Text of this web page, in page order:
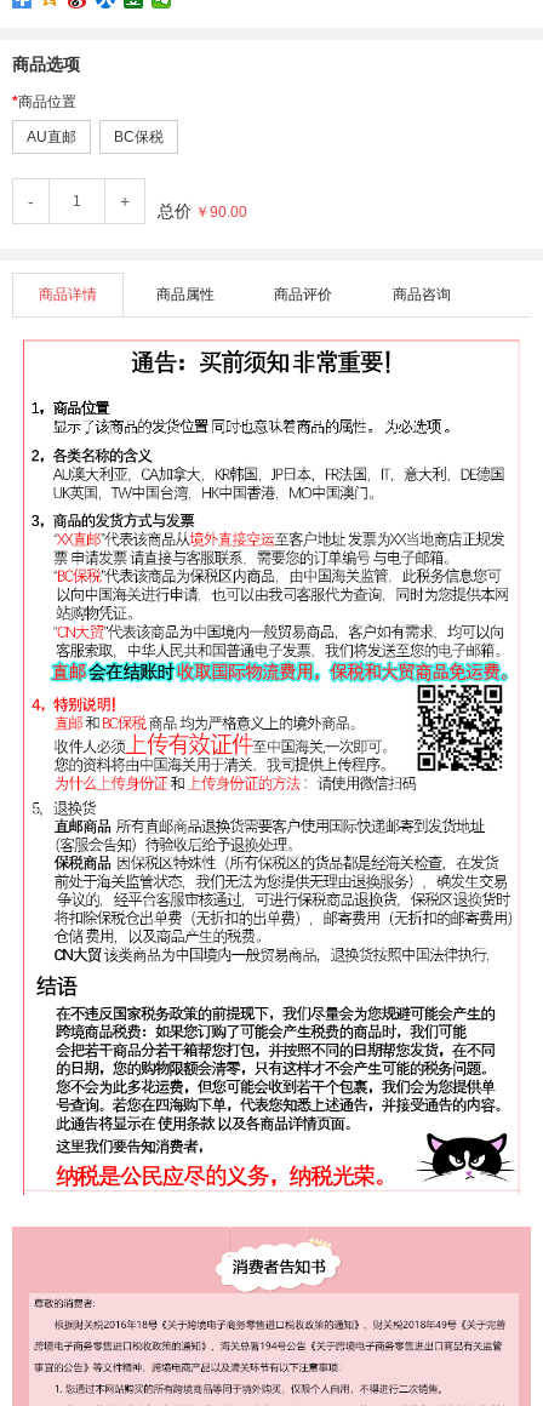
商品选项
商品位置
AU直邮 BC保税
- + 总价 ￥90.00
商品详情 商品属性 商品评价 商品咨询